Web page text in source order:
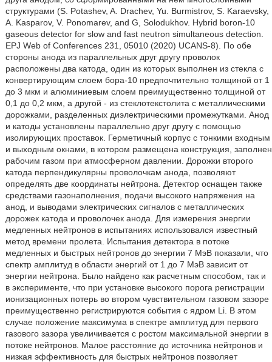
структурами (S. Potashev, A. Drachev, Yu. Burmistrov, S. Karaevsky,
A. Kasparov, V. Ponomarev, and G, Solodukhov. Hybrid boron-10
gaseous detector for slow and fast neutron simultaneous detection.
EPJ Web of Conferences 231, 05010 (2020) UCANS-8). По обе
стороны анода из параллельных друг другу проволок
расположены два катода, один из которых выполнен из стекла с
конвертирующим слоем бора-10 предпочтительно толщиной от 1
до 3 мкм и алюминиевым слоем преимущественно толщиной от
0,1 до 0,2 мкм, а другой - из стеклотекстолита с металлическими
дорожками, разделенных диэлектрическими промежутками. Анод
и катоды установлены параллельно друг другу с помощью
изолирующих проставок. Герметичный корпус с тонкими входным
и выходным окнами, в котором размещена конструкция, заполнен
рабочим газом при атмосферном давлении. Дорожки второго
катода перпендикулярны проволочкам анода, позволяют
определять две координаты нейтрона. Детектор оснащен также
средствами газонаполнения, подачи высокого напряжения на
анод, и выводами электрических сигналов с металлических
дорожек катода и проволочек анода. Для измерения энергии
медленных нейтронов в испытаниях использовался известный
метод времени пролета. Испытания детектора в потоке
медленных и быстрых нейтронов до энергии 7 МэВ показали, что
спектр амплитуд в области энергий от 1 до 7 МэВ зависит от
энергии нейтрона. Было найдено как расчетным способом, так и
в эксперименте, что при установке высокого порога регистрации
ионизационных потерь во втором чувствительном газовом зазоре
преимущественно регистрируются события с ядром Li. В этом
случае положение максимума в спектре амплитуд для первого
газового зазора увеличивается с ростом максимальной энергии в
потоке нейтронов. Малое расстояние до источника нейтронов и
низкая эффективность для быстрых нейтронов позволяет